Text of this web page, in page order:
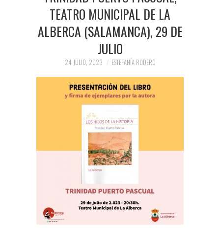
QUIÉN ESTEATRO MUNICIPAL DE LA
ALBERCA (SALAMANCA), 29 DE
JULIO
24 JULIO, 2023 ESTEFANÍA RODERO